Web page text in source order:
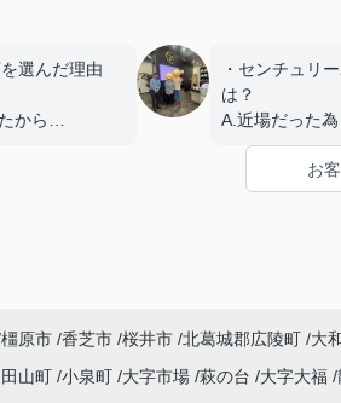
選んだ理由
から
最後までご対
・センチュリ
は？
A.近場だった為
・スタッフの
A.良い
A.毎回辻本さ
しいやりとり
お
橿原市 香芝市 桜井市 北葛城郡広陵町 大
山町 小泉町 大字市場 萩の台 大字大福